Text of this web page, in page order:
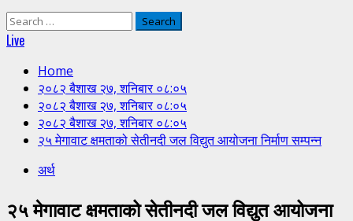
Search
for:
Live
Home
२०८२ बैशाख २७, शनिबार ०८:०५
२०८२ बैशाख २७, शनिबार ०८:०५
२०८२ बैशाख २७, शनिबार ०८:०५
२५ मेगावाट क्षमताको सेतीनदी जल विद्युत आयोजना निर्माण सम्पन्न
अर्थ
२५ मेगावाट क्षमताको सेतीनदी जल विद्युत आयोजना